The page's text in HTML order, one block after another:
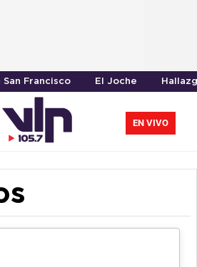
San Francisco El Joche
EN VIVO